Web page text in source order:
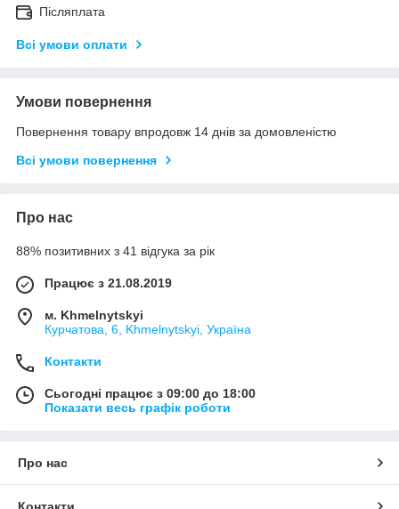
Післяплата
Всі умови оплати
Умови повернення
Повернення товару впродовж 14 днів за домовленістю
Всі умови повернення
Про нас
88% позитивних з 41 відгука за рік
Працює з 21.08.2019
м. Khmelnytskyi
Курчатова, 6, Khmelnytskyi, Україна
Контакти
Сьогодні працює з 09:00 до 18:00
Показати весь графік роботи
Про нас